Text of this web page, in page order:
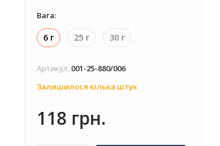
Вага:
6 г 25 г 30 г
Артикул: 001-25-880/006
Залишилося кілька штук
118 грн.